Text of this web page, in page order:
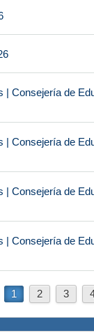
Consejería de
Consejería de
Consejería de
Consejería de
1 2 3